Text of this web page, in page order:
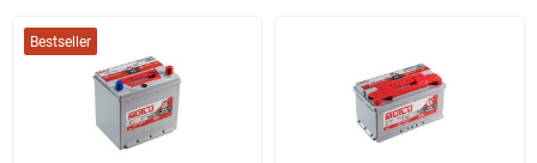
Bestseller